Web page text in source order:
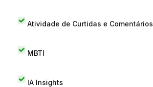
Atividade de Curtidas e Comentários
MBTI
IA Insights